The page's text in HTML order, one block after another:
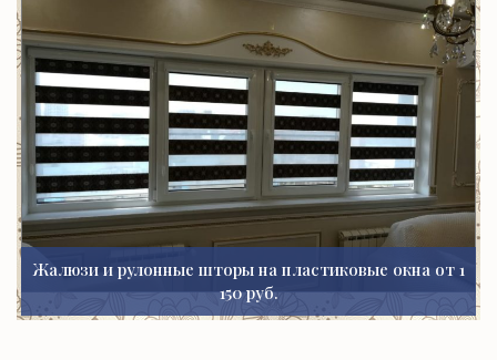
Жалюзи и рулонные шторы на пластиковые окна от 1
150 руб.